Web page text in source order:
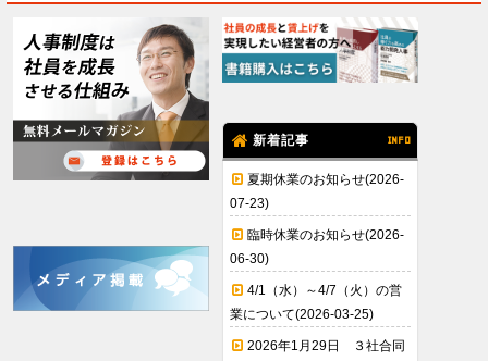
新着記事 INFO
夏期休業のお知らせ(2026-
07-23)
臨時休業のお知らせ(2026-
06-30)
4/1（水）～4/7（火）の営
業について(2026-03-25)
2026年1月29日 ３社合同